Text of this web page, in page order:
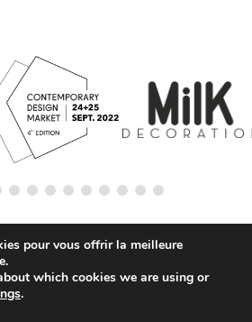
pour vous offrir la meilleure
which cookies we are using or
.